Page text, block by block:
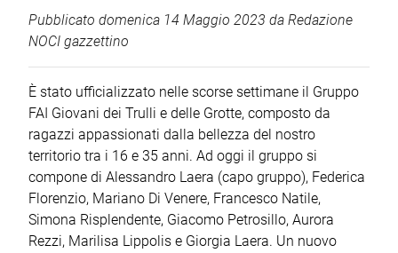
Pubblicato domenica 14 Maggio 2023 da Redazione
NOCI gazzettino
È stato ufficializzato nelle scorse settimane il Gruppo
FAI Giovani dei Trulli e delle Grotte, composto da
ragazzi appassionati dalla bellezza del nostro
territorio tra i 16 e 35 anni. Ad oggi il gruppo si
compone di Alessandro Laera (capo gruppo), Federica
Florenzio, Mariano Di Venere, Francesco Natile,
Simona Risplendente, Giacomo Petrosillo, Aurora
Rezzi, Marilisa Lippolis e Giorgia Laera. Un nuovo